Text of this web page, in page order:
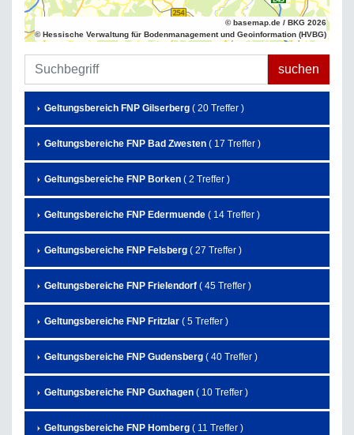
© basemap.de / BKG 2026
© Hessische Verwaltung für Bodenmanagement und Geoinformation (HVBG)
Geltungsbereich FNP Gilserberg ( 20 Treffer )
Geltungsbereiche FNP Bad Zwesten ( 17 Treffer )
Geltungsbereiche FNP Borken ( 2 Treffer )
Geltungsbereiche FNP Edermuende ( 14 Treffer )
Geltungsbereiche FNP Felsberg ( 27 Treffer )
Geltungsbereiche FNP Frielendorf ( 45 Treffer )
Geltungsbereiche FNP Fritzlar ( 5 Treffer )
Geltungsbereiche FNP Gudensberg ( 40 Treffer )
Geltungsbereiche FNP Guxhagen ( 10 Treffer )
Geltungsbereiche FNP Homberg ( 11 Treffer )